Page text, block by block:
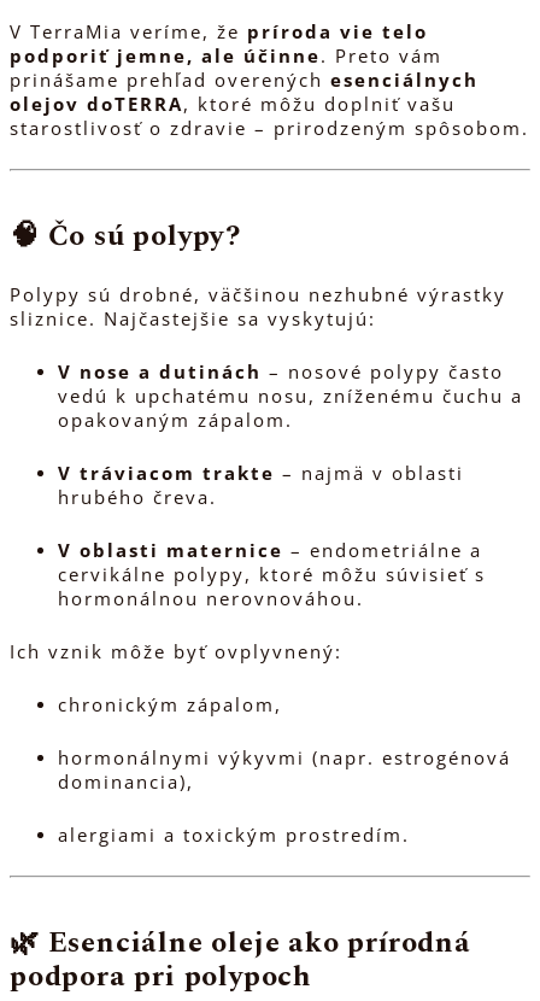
V TerraMia veríme, že príroda vie telo
podporiť jemne, ale účinne. Preto vám
prinášame prehľad overených esenciálnych
olejov doTERRA, ktoré môžu doplniť vašu
starostlivosť o zdravie – prirodzeným spôsobom.
🧠 Čo sú polypy?
Polypy sú drobné, väčšinou nezhubné výrastky
sliznice. Najčastejšie sa vyskytujú:
V nose a dutinách – nosové polypy často
vedú k upchatému nosu, zníženému čuchu a
opakovaným zápalom.
V tráviacom trakte – najmä v oblasti
hrubého čreva.
V oblasti maternice – endometriálne a
cervikálne polypy, ktoré môžu súvisieť s
hormonálnou nerovnováhou.
Ich vznik môže byť ovplyvnený:
chronickým zápalom,
hormonálnymi výkyvmi (napr. estrogénová
dominancia),
alergiami a toxickým prostredím.
🌿 Esenciálne oleje ako prírodná
podpora pri polypoch